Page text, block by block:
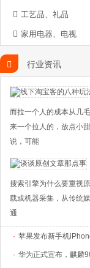
工艺品、礼品
家用电器、电视
行业资讯
而拉一个人的成本从几
来一个拉人的，放点小
说，可能
搜索引擎为什么要重视
载或机器采集，从传统
通
· 苹果发布新手机iPhone 12
· 华为正式宣布，麒麟9000